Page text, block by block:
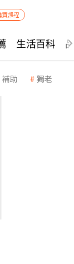
買課程
生活百科
補助 獨老